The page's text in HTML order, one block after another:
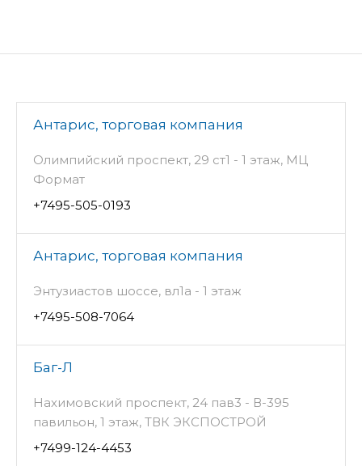
Антарис, торговая компания
Олимпийский проспект, 29 ст1 - 1 этаж, МЦ
Формат
+7495-505-0193
Антарис, торговая компания
Энтузиастов шоссе, вл1а - 1 этаж
+7495-508-7064
Баг-Л
Нахимовский проспект, 24 пав3 - В-395
павильон, 1 этаж, ТВК ЭКСПОСТРОЙ
+7499-124-4453